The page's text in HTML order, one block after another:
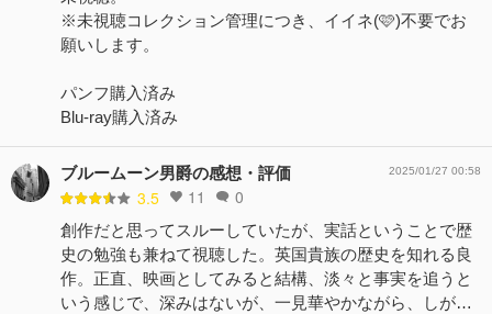
※未視聴コレクション管理につき、イイネ(🩷)不要でお
願いします。
パンフ購入済み
Blu-ray購入済み
ブルームーン男爵の感想・評価
3.5 11 0
2025/01/27 00:58
創作だと思ってスルーしていたが、実話ということで歴
史の勉強も兼ねて視聴した。英国貴族の歴史を知れる良
作。正直、映画としてみると結構、淡々と事実を追うと
いう感じで、深みはないが、一見華やかながら、しが…